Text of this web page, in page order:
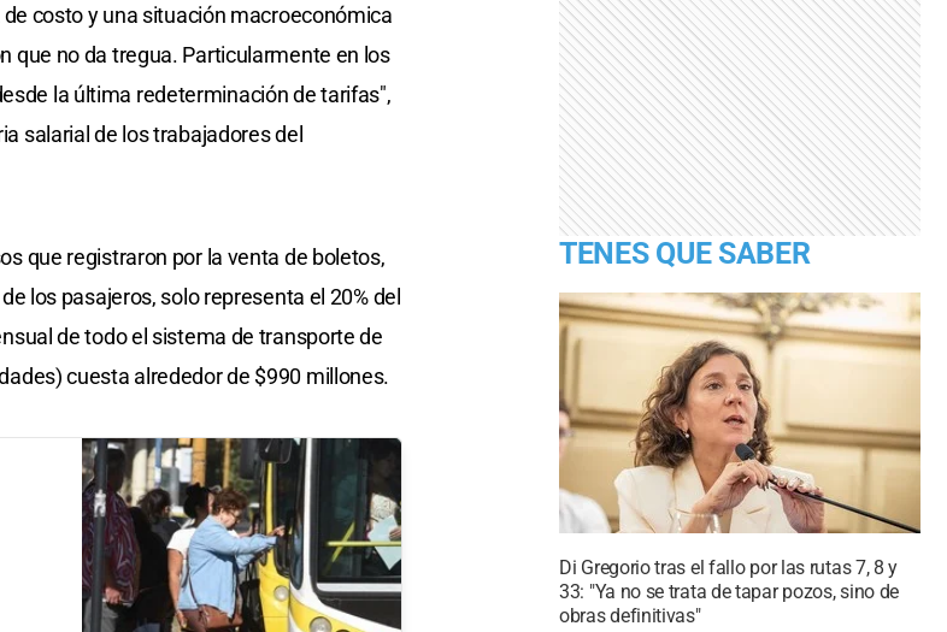
costo y una situación macroeconómica
que no da tregua. Particularmente en los
la última redeterminación de tarifas",
salarial de los trabajadores del
que registraron por la venta de boletos,
los pasajeros, solo representa el 20% del
de todo el sistema de transporte de
cuesta alrededor de $990 millones.
TENES QUE SABER
Di Gregorio tras el fallo por las rutas 7, 8 y
33: "Ya no se trata de tapar pozos, sino de
obras definitivas"